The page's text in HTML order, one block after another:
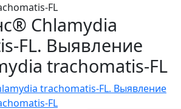
FL
Chlamydia
FL. Выявление
trachomatis-FL